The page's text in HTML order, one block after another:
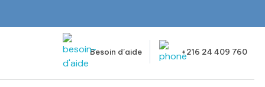
Besoin d’aide +216 24 409 760